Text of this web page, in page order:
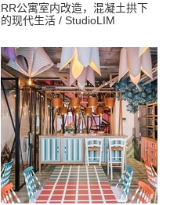
RR公寓室内改造，混凝土拱下
的现代生活 / StudioLIM